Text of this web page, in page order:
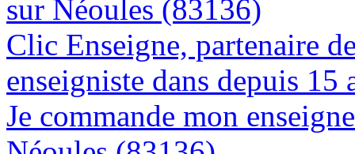
sur Néoules (83136)
Clic Enseigne, partenaire
enseigniste dans depuis 15
Je commande mon